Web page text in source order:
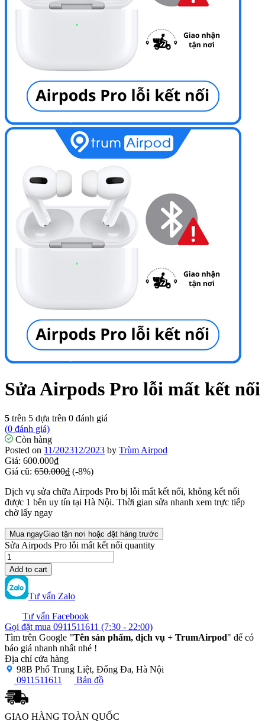
Sửa Airpods Pro lỗi mất kết nối
5 trên 5 dựa trên 0 đánh giá
(0 đánh giá)
Còn hàng
Posted on 11/202312/2023 by Trùm Airpod
Giá: 600.000₫
Giá cũ: 650.000₫ (-8%)
Dịch vụ sửa chữa Airpods Pro bị lỗi mất kết nối, không kết nối
được 1 bên uy tín tại Hà Nội. Thời gian sửa nhanh xem trực tiếp
chờ lấy ngay
Mua ngayGiao tận nơi hoặc đặt hàng trước
Sửa Airpods Pro lỗi mất kết nối quantity
Add to cart
Tư vấn Zalo
Tư vấn Facebook
Gọi đặt mua 0911511611 (7:30 - 22:00)
Tìm trên Google "Tên sản phẩm, dịch vụ + TrumAirpod" để có
báo giá nhanh nhất nhé !
Địa chỉ cửa hàng
98B Phố Trung Liệt, Đống Đa, Hà Nội
0911511611
Bản đồ
GIAO HÀNG TOÀN QUỐC